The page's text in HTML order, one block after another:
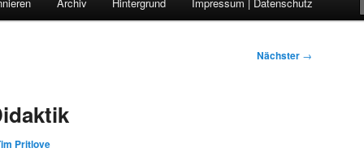
Nächster →
Pritlove